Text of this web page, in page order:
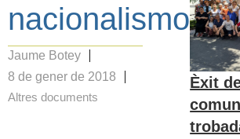
nacionalismo
Jaume Botey
8 de gener de 2018
Altres documents
Èxit